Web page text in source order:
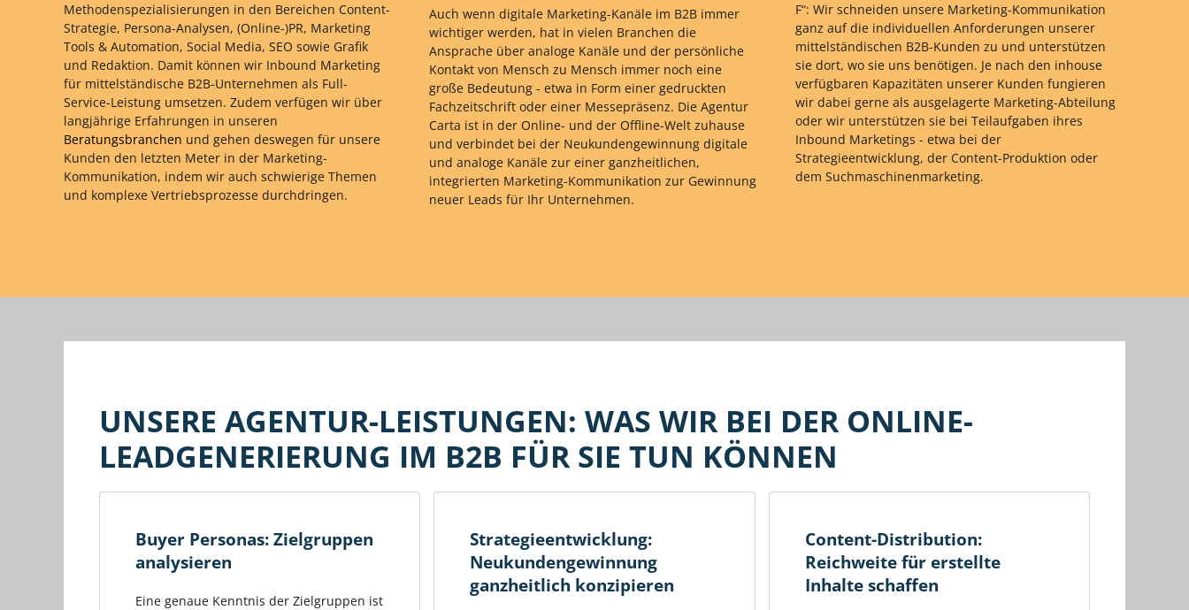
Methodenspezialisierungen in den Bereichen Content-
Strategie, Persona-Analysen, (Online-)PR, Marketing
Tools & Automation, Social Media, SEO sowie Grafik
und Redaktion. Damit können wir Inbound Marketing
für mittelständische B2B-Unternehmen als Full-
Service-Leistung umsetzen. Zudem verfügen wir über
langjährige Erfahrungen in unseren
Beratungsbranchen und gehen deswegen für unsere
Kunden den letzten Meter in der Marketing-
Kommunikation, indem wir auch schwierige Themen
und komplexe Vertriebsprozesse durchdringen.
Auch wenn digitale Marketing-Kanäle im B2B immer
wichtiger werden, hat in vielen Branchen die
Ansprache über analoge Kanäle und der persönliche
Kontakt von Mensch zu Mensch immer noch eine
große Bedeutung - etwa in Form einer gedruckten
Fachzeitschrift oder einer Messepräsenz. Die Agentur
Carta ist in der Online- und der Offline-Welt zuhause
und verbindet bei der Neukundengewinnung digitale
und analoge Kanäle zur einer ganzheitlichen,
integrierten Marketing-Kommunikation zur Gewinnung
neuer Leads für Ihr Unternehmen.
F“: Wir schneiden unsere Marketing-Kommunikation
ganz auf die individuellen Anforderungen unserer
mittelständischen B2B-Kunden zu und unterstützen
sie dort, wo sie uns benötigen. Je nach den inhouse
verfügbaren Kapazitäten unserer Kunden fungieren
wir dabei gerne als ausgelagerte Marketing-Abteilung
oder wir unterstützen sie bei Teilaufgaben ihres
Inbound Marketings - etwa bei der
Strategieentwicklung, der Content-Produktion oder
dem Suchmaschinenmarketing.
UNSERE AGENTUR-LEISTUNGEN: WAS WIR BEI DER ONLINE-
LEADGENERIERUNG IM B2B FÜR SIE TUN KÖNNEN
Buyer Personas: Zielgruppen
analysieren
Eine genaue Kenntnis der Zielgruppen ist
Strategieentwicklung:
Neukundengewinnung
ganzheitlich konzipieren
Content-Distribution:
Reichweite für erstellte
Inhalte schaffen